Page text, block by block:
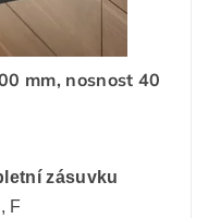
mm, nosnost 40
zásuvku
F